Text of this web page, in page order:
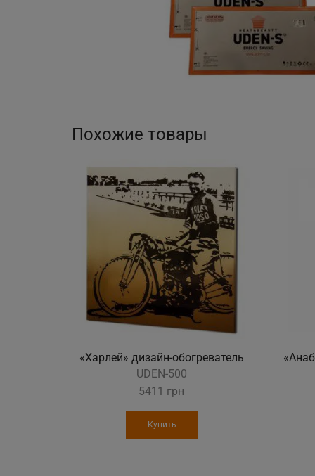
Похожие товары
«Харлей» дизайн-обогреватель
UDEN-500
5411 грн
Купить